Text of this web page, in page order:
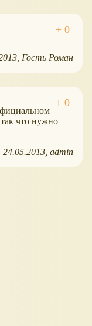
Гость Роман
так что нужно
24.05.2013 admin